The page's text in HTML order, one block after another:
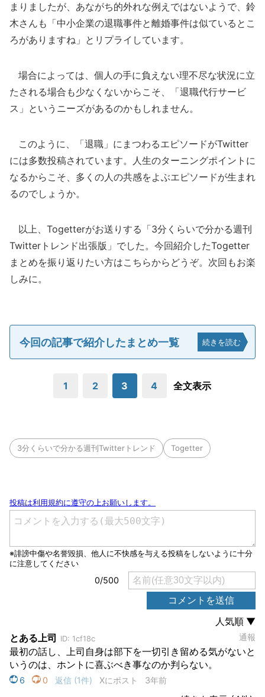
まりましたが、あながち的外れな例えではないようで、鈴
木さんも「中小企業の退職事件と離婚事件は似ているとこ
ろがありますね」とリプライしています。
場合によっては、個人の手に負えない理不尽な状況に立
たされる場合も少なくないからこそ、「退職代行サービ
ス」というニーズがあるのかもしれません。
このように、「退職」にまつわるエピソードがTwitter
には多数投稿されています。人生のターニングポイントに
なるからこそ、多くの人の共感をよぶエピソードが生まれ
るのでしょうか。
以上、Togetterがお送りする「3分くらいで分かる週刊
Twitterトレンド出張版」でした。今回紹介したTogetter
まとめを振り返りたい方はこちらからどうぞ。次回もお楽
しみに。
今回の記事で紹介したまとめ一覧 続きを読む
1 2 3 4 全文表示
3分くらいで分かる週刊Twitterトレンド Togetter